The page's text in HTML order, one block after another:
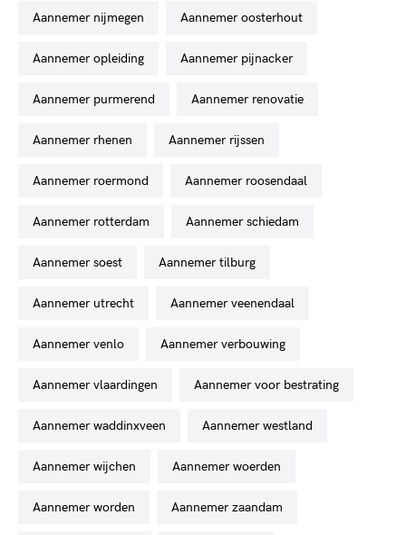
aannemer nijmegen aannemer oosterhout
aannemer opleiding aannemer pijnacker
aannemer purmerend aannemer renovatie
aannemer rhenen aannemer rijssen
aannemer roermond aannemer roosendaal
aannemer rotterdam aannemer schiedam
aannemer soest aannemer tilburg
aannemer utrecht aannemer veenendaal
aannemer venlo aannemer verbouwing
aannemer vlaardingen aannemer voor bestrating
aannemer waddinxveen aannemer westland
aannemer wijchen aannemer woerden
aannemer worden aannemer zaandam